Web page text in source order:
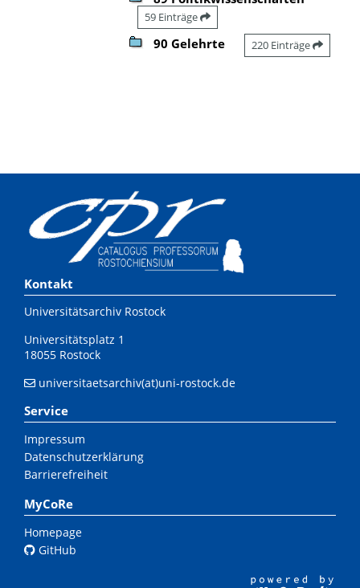
59 Einträge
90 Gelehrte 220 Einträge
Kontakt
Universitätsarchiv Rostock
Universitätsplatz 1
18055 Rostock
universitaetsarchiv(at)uni-rostock.de
Service
Impressum
Datenschutzerklärung
Barrierefreiheit
MyCoRe
Homepage
GitHub